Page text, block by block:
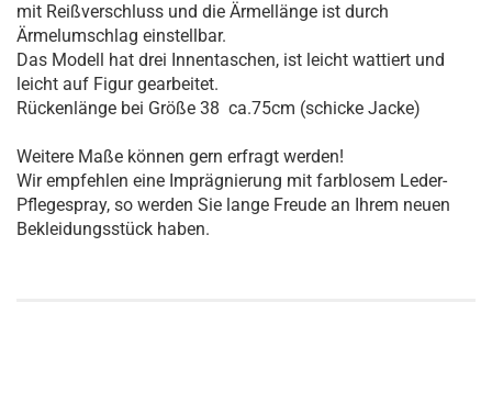
mit Reißverschluss und die Ärmellänge ist durch
Ärmelumschlag einstellbar.
Das Modell hat drei Innentaschen, ist leicht wattiert und
leicht auf Figur gearbeitet.
Rückenlänge bei Größe 38 ca.75cm (schicke Jacke)
Weitere Maße können gern erfragt werden!
Wir empfehlen eine Imprägnierung mit farblosem Leder-
Pflegespray, so werden Sie lange Freude an Ihrem neuen
Bekleidungsstück haben.